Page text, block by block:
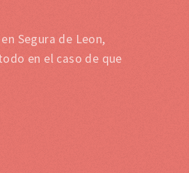
Segura de Leon,
en el caso de que